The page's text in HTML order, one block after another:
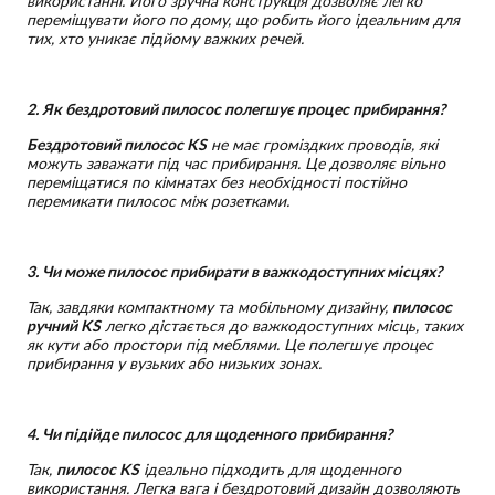
переміщувати його по дому, що робить його ідеальним для
тих, хто уникає підйому важких речей.
2. Як бездротовий пилосос полегшує процес прибирання?
Бездротовий пилосос KSне має громіздких проводів, які
можуть заважати під час прибирання. Це дозволяє вільно
переміщатися по кімнатах без необхідності постійно
перемикати пилосос між розетками.
3. Чи може пилосос прибирати в важкодоступних місцях?
Так, завдяки компактному та мобільному дизайну, пилосос
ручний KSлегко дістається до важкодоступних місць, таких
як кути або простори під меблями. Це полегшує процес
прибирання у вузьких або низьких зонах.
4. Чи підійде пилосос для щоденного прибирання?
Так, пилосос KSідеально підходить для щоденного
використання. Легка вага і бездротовий дизайн дозволяють